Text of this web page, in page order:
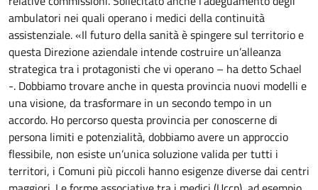
ambulatori nei quali operano i medici della continuità
assistenziale. «Il futuro della sanità è spingere sul territorio e
questa Direzione aziendale intende costruire un’alleanza
strategica tra i protagonisti che vi operano – ha detto Schael
-. Dobbiamo trovare anche in questa provincia nuovi modelli e
una visione, da trasformare in un secondo tempo in un
accordo. Ho percorso questa provincia per conoscerne di
persona limiti e potenzialità, dobbiamo avere un approccio
flessibile, non esiste un’unica soluzione valida per tutti i
territori, i Comuni più piccoli hanno esigenze diverse dai centri